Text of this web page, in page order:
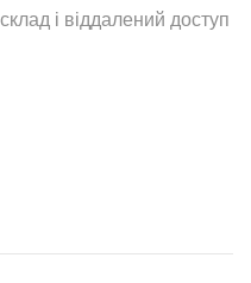
і віддалений доступ